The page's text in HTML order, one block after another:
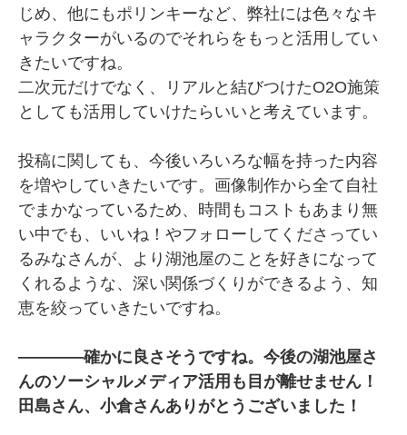
じめ、他にもポリンキーなど、弊社には色々なキ
ャラクターがいるのでそれらをもっと活用してい
きたいですね。
二次元だけでなく、リアルと結びつけたO2O施策
としても活用していけたらいいと考えています。
投稿に関しても、今後いろいろな幅を持った内容
を増やしていきたいです。画像制作から全て自社
でまかなっているため、時間もコストもあまり無
い中でも、いいね！やフォローしてくださってい
るみなさんが、より湖池屋のことを好きになって
くれるような、深い関係づくりができるよう、知
恵を絞っていきたいですね。
――――確かに良さそうですね。今後の湖池屋さ
んのソーシャルメディア活用も目が離せません！
田島さん、小倉さんありがとうございました！